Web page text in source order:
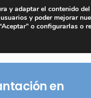
en
y adaptar el contenido
y poder mejorar
o configurarlas o